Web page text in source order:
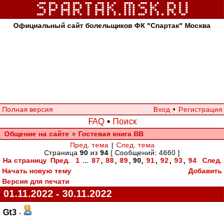
Официальный сайт болельщиков ФК "Спартак" Москва
Полная версия Вход • Регистрация
FAQ • Поиск
Общение на сайте » Гостевая книга ВВ
Пред. тема | След. тема
Страница 90 из 94 [ Сообщений: 4660 ]
На страницу Пред. 1 87 88 89 90, 91 92 93 94
След.
Начать новую тему
Добавить
Версия для печати
01.11.2022 - 30.11.2022
Gt3 -